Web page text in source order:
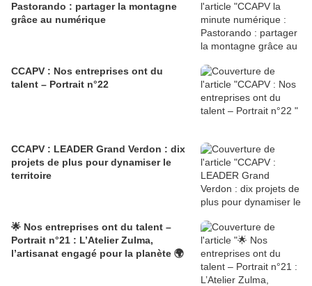
Pastorando : partager la montagne
grâce au numérique
CCAPV : Nos entreprises ont du
talent – Portrait n°22
CCAPV : LEADER Grand Verdon : dix
projets de plus pour dynamiser le
territoire
🌟 Nos entreprises ont du talent –
Portrait n°21 : L’Atelier Zulma,
l’artisanat engagé pour la planète 🌍